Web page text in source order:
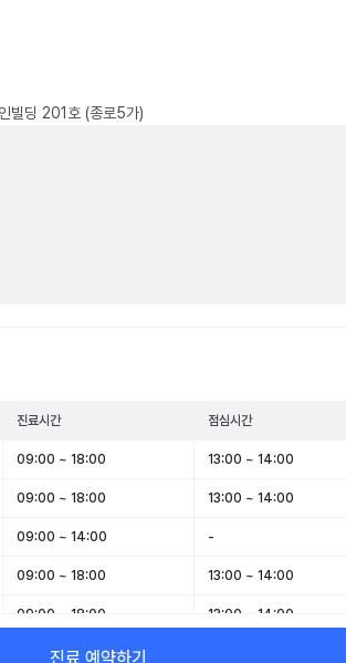
빌딩 201호 (종로5가)
진료시간 점심시간
09:00 ~ 18:00 13:00 ~ 14:00
09:00 ~ 18:00 13:00 ~ 14:00
09:00 ~ 14:00 -
09:00 ~ 18:00 13:00 ~ 14:00
09:00 ~ 18:00 13:00 ~ 14:00
09:00 ~ 14:00
진료 예약하기